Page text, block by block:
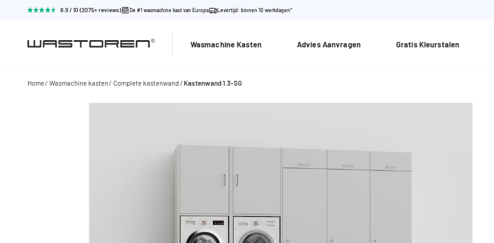
8.9 / 10 (2075+ reviews) De #1 wasmachine kast van Europa Levertijd: binnen 10 werkdagen*
Wasmachine Kasten Advies Aanvragen Gratis Kleurstalen
Home Wasmachine kasten Complete kastenwand Kastenwand 1.3-SG